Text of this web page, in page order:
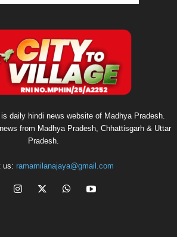
daily hindi news website of Madhya Pradesh.
from Madhya Pradesh, Chhattisgarh & Uttar
Pradesh.
us: ramamilanajaya@gmail.com